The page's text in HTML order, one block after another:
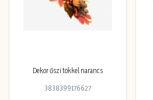
Dekor őszi tökkel narancs
3838399176627